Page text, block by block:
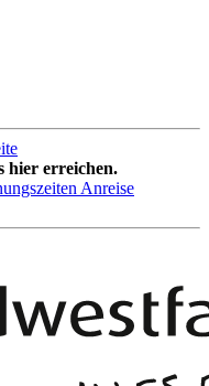
hier erreichen.
Anreise